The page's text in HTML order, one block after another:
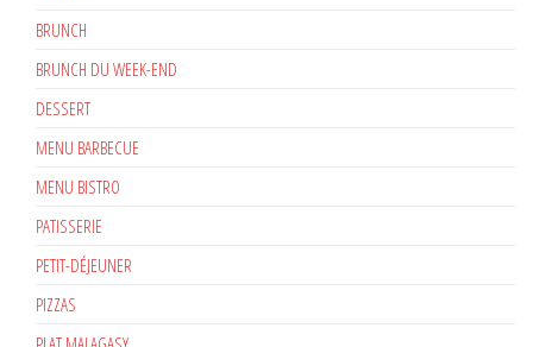
BRUNCH
BRUNCH DU WEEK-END
DESSERT
MENU BARBECUE
MENU BISTRO
PATISSERIE
PETIT-DÉJEUNER
PIZZAS